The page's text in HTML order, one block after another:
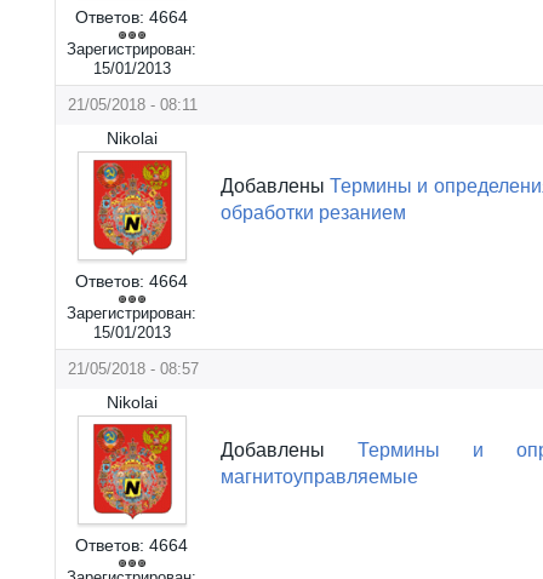
Ответов: 4664
Зарегистрирован:
15/01/2013
21/05/2018 - 08:11
Nikolai
Ответов: 4664
Зарегистрирован:
15/01/2013
ДобавленыТермины и
обработки резанием
21/05/2018 - 08:57
Nikolai
Ответов: 4664
Добавлены Термины и
магнитоуправляемые